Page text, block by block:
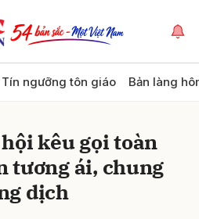
Tín ngưỡng tôn giáo Bản làng
kêu gọi toàn
tương ái, chung
dịch